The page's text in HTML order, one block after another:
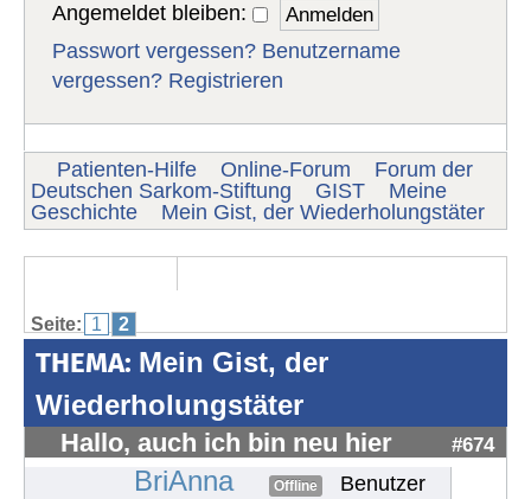
Angemeldet bleiben:
Passwort vergessen? Benutzername
vergessen? Registrieren
Patienten-Hilfe Online-Forum
Forum der
Deutschen Sarkom-Stiftung
GIST
Meine
Geschichte
Mein Gist, der Wiederholungstäter
Seite: 1 2
THEMA: Mein Gist, der
Wiederholungstäter
Hallo, auch ich bin neu hier #674
BriAnna Offline
Benutzer